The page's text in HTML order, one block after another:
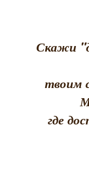
Скажи
твоим
где